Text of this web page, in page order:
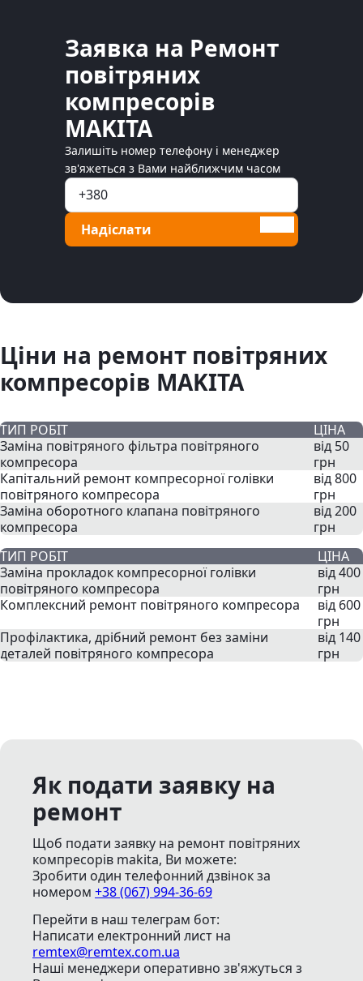
Заявка на Ремонт
повітряних
компресорів
MAKITA
Залишіть номер телефону і менеджер
зв'яжеться з Вами найближчим часом
Надіслати
Ціни на ремонт повітряних
компресорів MAKITA
ТИП РОБІТ
ЦІНА
Заміна повітряного фільтра повітряного
компресора
від 50
грн
Капітальний ремонт компресорної голівки
повітряного компресора
від 800
грн
Заміна оборотного клапана повітряного
компресора
від 200
грн
ТИП РОБІТ
ЦІНА
Заміна прокладок компресорної голівки
повітряного компресора
від 400
грн
Комплексний ремонт повітряного компресора
від 600
грн
Профілактика, дрібний ремонт без заміни
деталей повітряного компресора
від 140
грн
Як подати заявку на
ремонт
Щоб подати заявку на ремонт повітряних
компресорів makita, Ви можете:
Зробити один телефонний дзвінокза
номером +38 (067) 994-36-69
Перейти в наш телеграм бот:
Написати електронний лист на
remtex@remtex.com.ua
Наші менеджери оперативно зв'яжуться з